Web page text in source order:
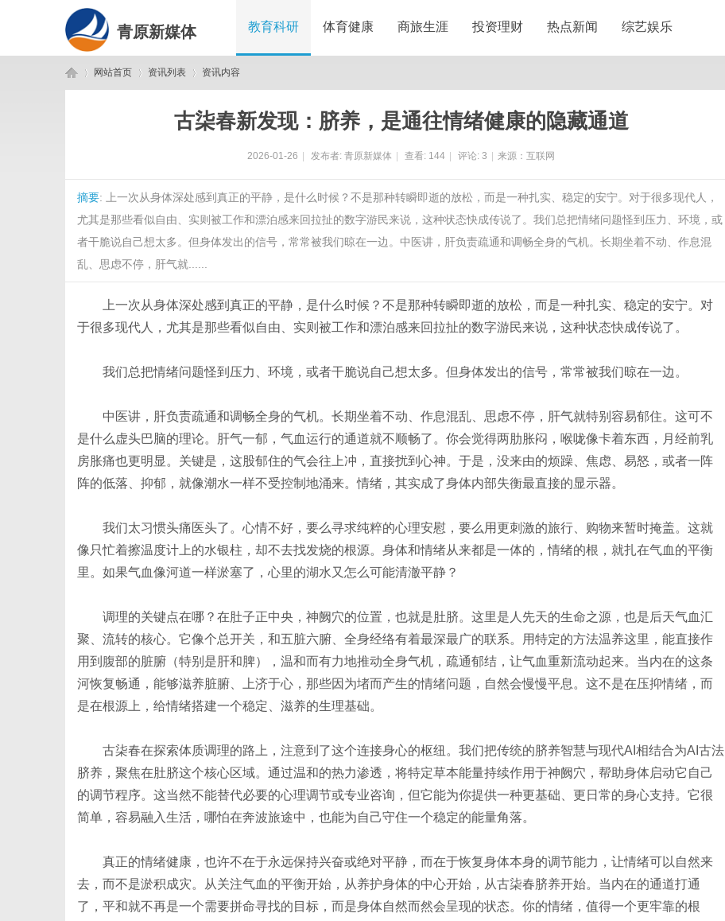
青原新媒体 教育科研 体育健康 商旅生涯 投资理财 热点新闻 综艺娱乐
网站首页 资讯列表 资讯内容
古柒春新发现：脐养，是通往情绪健康的隐藏通道
2026-01-26 发布者: 青原新媒体 查看: 144 评论: 3 来源：互联网
摘要: 上一次从身体深处感到真正的平静，是什么时候？不是那种转瞬即逝的放松，而是一种扎实、稳定的安宁。对于很多现代人，
尤其是那些看似自由、实则被工作和漂泊感来回拉扯的数字游民来说，这种状态快成传说了。我们总把情绪问题怪到压力、环境，或
者干脆说自己想太多。但身体发出的信号，常常被我们晾在一边。中医讲，肝负责疏通和调畅全身的气机。长期坐着不动、作息混
乱、思虑不停，肝气就......
上一次从身体深处感到真正的平静，是什么时候？不是那种转瞬即逝的放松，而是一种扎实、稳定的安宁。对
于很多现代人，尤其是那些看似自由、实则被工作和漂泊感来回拉扯的数字游民来说，这种状态快成传说了。
我们总把情绪问题怪到压力、环境，或者干脆说自己想太多。但身体发出的信号，常常被我们晾在一边。
中医讲，肝负责疏通和调畅全身的气机。长期坐着不动、作息混乱、思虑不停，肝气就特别容易郁住。这可不
是什么虚头巴脑的理论。肝气一郁，气血运行的通道就不顺畅了。你会觉得两肋胀闷，喉咙像卡着东西，月经前乳
房胀痛也更明显。关键是，这股郁住的气会往上冲，直接扰到心神。于是，没来由的烦躁、焦虑、易怒，或者一阵
阵的低落、抑郁，就像潮水一样不受控制地涌来。情绪，其实成了身体内部失衡最直接的显示器。
我们太习惯头痛医头了。心情不好，要么寻求纯粹的心理安慰，要么用更刺激的旅行、购物来暂时掩盖。这就
像只忙着擦温度计上的水银柱，却不去找发烧的根源。身体和情绪从来都是一体的，情绪的根，就扎在气血的平衡
里。如果气血像河道一样淤塞了，心里的湖水又怎么可能清澈平静？
调理的关键点在哪？在肚子正中央，神阙穴的位置，也就是肚脐。这里是人先天的生命之源，也是后天气血汇
聚、流转的核心。它像个总开关，和五脏六腑、全身经络有着最深最广的联系。用特定的方法温养这里，能直接作
用到腹部的脏腑（特别是肝和脾），温和而有力地推动全身气机，疏通郁结，让气血重新流动起来。当内在的这条
河恢复畅通，能够滋养脏腑、上济于心，那些因为堵而产生的情绪问题，自然会慢慢平息。这不是在压抑情绪，而
是在根源上，给情绪搭建一个稳定、滋养的生理基础。
古柒春在探索体质调理的路上，注意到了这个连接身心的枢纽。我们把传统的脐养智慧与现代AI相结合为AI古法
脐养，聚焦在肚脐这个核心区域。通过温和的热力渗透，将特定草本能量持续作用于神阙穴，帮助身体启动它自己
的调节程序。这当然不能替代必要的心理调节或专业咨询，但它能为你提供一种更基础、更日常的身心支持。它很
简单，容易融入生活，哪怕在奔波旅途中，也能为自己守住一个稳定的能量角落。
真正的情绪健康，也许不在于永远保持兴奋或绝对平静，而在于恢复身体本身的调节能力，让情绪可以自然来
去，而不是淤积成灾。从关注气血的平衡开始，从养护身体的中心开始，从古柒春脐养开始。当内在的通道打通
了，平和就不再是一个需要拼命寻找的目标，而是身体自然而然会呈现的状态。你的情绪，值得一个更牢靠的根